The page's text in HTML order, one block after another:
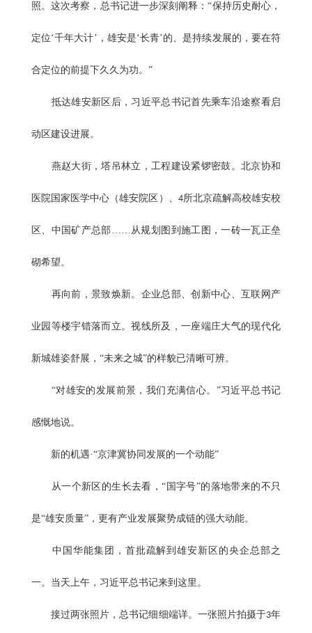
照。这次考察，总书记进一步深刻阐释：“保持历史耐心，
定位‘千年大计’，雄安是‘长青’的、是持续发展的，要在符
合定位的前提下久久为功。”
抵达雄安新区后，习近平总书记首先乘车沿途察看启
动区建设进展。
燕赵大街，塔吊林立，工程建设紧锣密鼓。北京协和
医院国家医学中心（雄安院区）、 4所北京疏解高校雄安校
区、中国矿产总部……从规划图到施工图，一砖一瓦正垒
砌希望。
再向前，景致焕新。企业总部、创新中心、互联网产
业园等楼宇错落而立。视线所及，一座端庄大气的现代化
新城雄姿舒展，“未来之城”的样貌已清晰可辨。
“对雄安的发展前景，我们充满信心。”习近平总书记
感慨地说。
新的机遇·“京津冀协同发展的一个动能”
从一个新区的生长去看，“国字号”的落地带来的不只
是“雄安质量”，更有产业发展聚势成链的强大动能。
中国华能集团，首批疏解到雄安新区的央企总部之
一。当天上午，习近平总书记来到这里。
接过两张照片，总书记细细端详。一张照片拍摄于3年